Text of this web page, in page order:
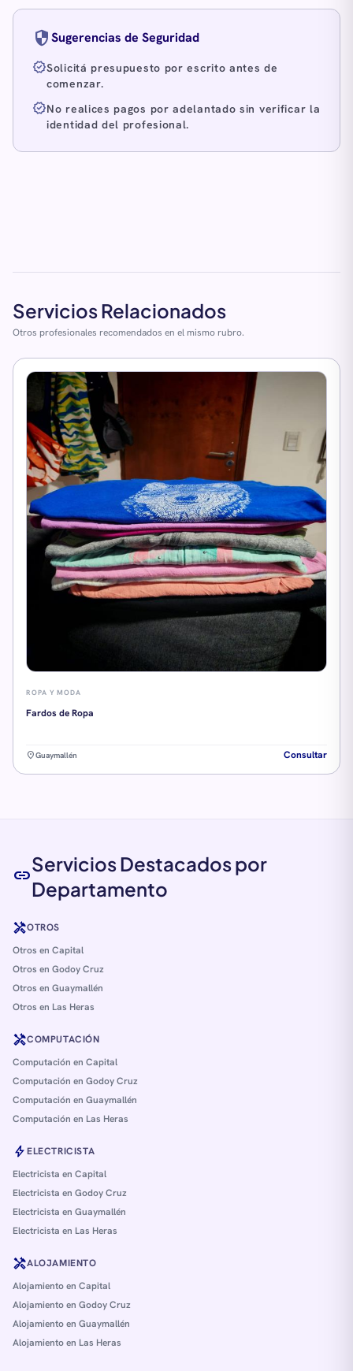
securitySugerencias de Seguridad
verifiedSolicitá presupuesto por escrito antes de
comenzar.
verifiedNo realices pagos por adelantado sin verificar la
identidad del profesional.
Servicios Relacionados
Otros profesionales recomendados en el mismo rubro.
ROPA Y MODA
Fardos de Ropa
location_onGuaymallén Consultar
link
Servicios Destacados por
Departamento
handymanOTROS
Otros en Capital
Otros en Godoy Cruz
Otros en Guaymallén
Otros en Las Heras
handymanCOMPUTACIÓN
Computación en Capital
Computación en Godoy Cruz
Computación en Guaymallén
Computación en Las Heras
boltELECTRICISTA
Electricista en Capital
Electricista en Godoy Cruz
Electricista en Guaymallén
Electricista en Las Heras
handymanALOJAMIENTO
Alojamiento en Capital
Alojamiento en Godoy Cruz
Alojamiento en Guaymallén
Alojamiento en Las Heras